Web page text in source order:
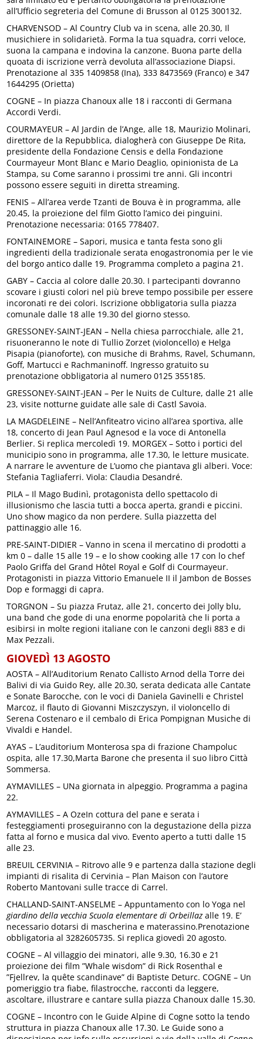
all’Ufficio segreteria del Comune di Brusson al 0125 300132.
CHARVENSOD – Al Country Club va in scena, alle 20.30, Il
musichiere in solidarietà. Forma la tua squadra, corri veloce,
suona la campana e indovina la canzone. Buona parte della
quoata di iscrizione verrà devoluta all’associazione Diapsi.
Prenotazione al 335 1409858 (Ina), 333 8473569 (Franco) e 347
1644295 (Orietta)
COGNE – In piazza Chanoux alle 18 i racconti di Germana
Accordi Verdi.
COURMAYEUR – Al Jardin de l’Ange, alle 18, Maurizio Molinari,
direttore de la Repubblica, dialogherà con Giuseppe De Rita,
presidente della Fondazione Censis e della Fondazione
Courmayeur Mont Blanc e Mario Deaglio, opinionista de La
Stampa, su Come saranno i prossimi tre anni. Gli incontri
possono essere seguiti in diretta streaming.
FENIS – All’area verde Tzanti de Bouva è in programma, alle
20.45, la proiezione del film Giotto l’amico dei pinguini.
Prenotazione necessaria: 0165 778407.
FONTAINEMORE – Sapori, musica e tanta festa sono gli
ingredienti della tradizionale serata enogastronomia per le vie
del borgo antico dalle 19. Programma completo a pagina 21.
GABY – Caccia al colore dalle 20.30. I partecipanti dovranno
scovare i giusti colori nel più breve tempo possibile per essere
incoronati re dei colori. Iscrizione obbligatoria sulla piazza
comunale dalle 18 alle 19.30 del giorno stesso.
GRESSONEY-SAINT-JEAN – Nella chiesa parrocchiale, alle 21,
risuoneranno le note di Tullio Zorzet (violoncello) e Helga
Pisapia (pianoforte), con musiche di Brahms, Ravel, Schumann,
Goff, Martucci e Rachmaninoff. Ingresso gratuito su
prenotazione obbligatoria al numero 0125 355185.
GRESSONEY-SAINT-JEAN – Per le Nuits de Culture, dalle 21 alle
23, visite notturne guidate alle sale di Castl Savoia.
LA MAGDELEINE – Nell’Anfiteatro vicino all’area sportiva, alle
18, concerto di Jean Paul Agnesod e la voce di Antonella
Berlier. Si replica mercoledì 19. MORGEX – Sotto i portici del
municipio sono in programma, alle 17.30, le letture musicate.
A narrare le avventure de L’uomo che piantava gli alberi. Voce:
Stefania Tagliaferri. Viola: Claudia Desandré.
PILA – Il Mago Budinì, protagonista dello spettacolo di
illusionismo che lascia tutti a bocca aperta, grandi e piccini.
Uno show magico da non perdere. Sulla piazzetta del
pattinaggio alle 16.
PRE-SAINT-DIDIER – Vanno in scena il mercatino di prodotti a
km 0 – dalle 15 alle 19 – e lo show cooking alle 17 con lo chef
Paolo Griffa del Grand Hôtel Royal e Golf di Courmayeur.
Protagonisti in piazza Vittorio Emanuele II il Jambon de Bosses
Dop e formaggi di capra.
TORGNON – Su piazza Frutaz, alle 21, concerto dei Jolly blu,
una band che gode di una enorme popolarità che li porta a
esibirsi in molte regioni italiane con le canzoni degli 883 e di
Max Pezzali.
GIOVEDÌ 13 AGOSTO
AOSTA – All’Auditorium Renato Callisto Arnod della Torre dei
Balivi di via Guido Rey, alle 20.30, serata dedicata alle Cantate
e Sonate Barocche, con le voci di Daniela Gavinelli e Christel
Marcoz, il flauto di Giovanni Miszczyszyn, il violoncello di
Serena Costenaro e il cembalo di Erica Pompignan Musiche di
Vivaldi e Handel.
AYAS – L’auditorium Monterosa spa di frazione Champoluc
ospita, alle 17.30,Marta Barone che presenta il suo libro Città
Sommersa.
AYMAVILLES – UNa giornata in alpeggio. Programma a pagina
22.
AYMAVILLES – A OzeIn cottura del pane e serata i
festeggiamenti proseguiranno con la degustazione della pizza
fatta al forno e musica dal vivo. Evento aperto a tutti dalle 15
alle 23.
BREUIL CERVINIA – Ritrovo alle 9 e partenza dalla stazione degli
impianti di risalita di Cervinia – Plan Maison con l’autore
Roberto Mantovani sulle tracce di Carrel.
CHALLAND-SAINT-ANSELME – Appuntamento con lo Yoga nel
giardino della vecchia Scuola elementare di Orbeillaz alle 19. E’
necessario dotarsi di mascherina e materassino.Prenotazione
obbligatoria al 3282605735. Si replica giovedì 20 agosto.
COGNE – Al villaggio dei minatori, alle 9.30, 16.30 e 21
proiezione dei film ”Whale wisdom” di Rick Rosenthal e
”Fjellrev, la quête scandinave” di Baptiste Deturc. COGNE – Un
pomeriggio tra fiabe, filastrocche, racconti da leggere,
ascoltare, illustrare e cantare sulla piazza Chanoux dalle 15.30.
COGNE – Incontro con le Guide Alpine di Cogne sotto la tendo
struttura in piazza Chanoux alle 17.30. Le Guide sono a